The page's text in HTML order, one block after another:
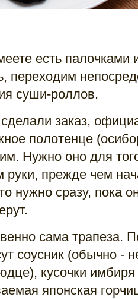
есть палочками
переходим
суши-роллов.
заказ,
полотенце
Нужно оно для
руки, прежде чем
нужно сразу, пока
сама трапеза.
соусник (обычно -
кусочки имбиря
японская